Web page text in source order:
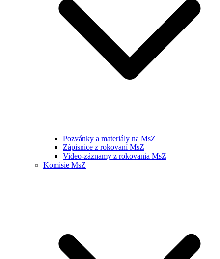
Pozvánky a materiály na MsZ
Zápisnice z rokovaní MsZ
Video-záznamy z rokovania MsZ
Komisie MsZ